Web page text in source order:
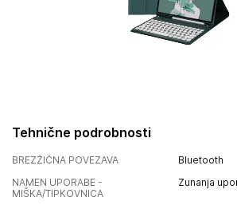
Tehnične podrobnosti
BREZŽIČNA POVEZAVA
Bluetooth
NAMEN UPORABE -
MIŠKA/TIPKOVNICA
Zunanja